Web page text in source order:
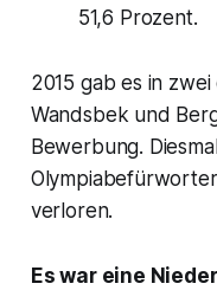
51,6 Prozent.
2015 gab es in
Wandsbek und
Bewerbung.
verloren.
Es war eine